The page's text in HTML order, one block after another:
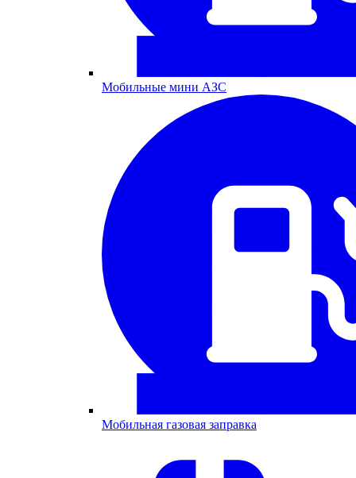
Мобильные мини АЗС
Мобильная газовая заправка